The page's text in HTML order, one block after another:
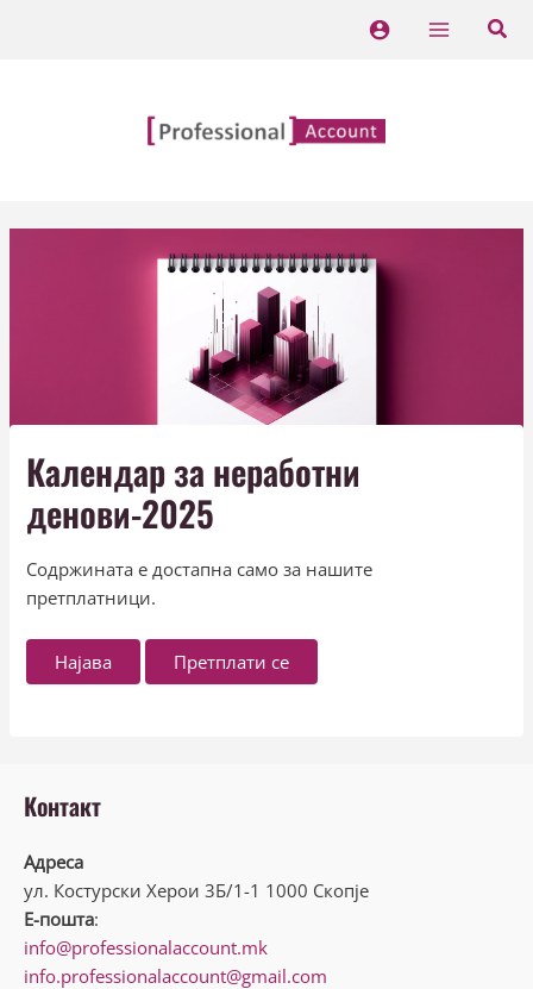
Main
Календар за неработни
денови-2025
Содржината е достапна само за нашите
претплатници.
Најава Претплати се
Контакт
Адреса
ул. Костурски Херои 3Б/1-1 1000 Скопје
Е-пошта:
info@professionalaccount.mk
info.professionalaccount@gmail.com